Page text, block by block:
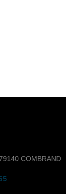
COMBRAND